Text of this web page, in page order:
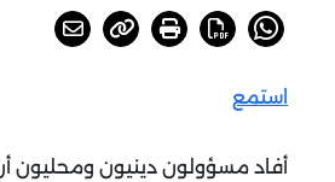
استمع
أفاد مسؤولون دينيون ومحليون